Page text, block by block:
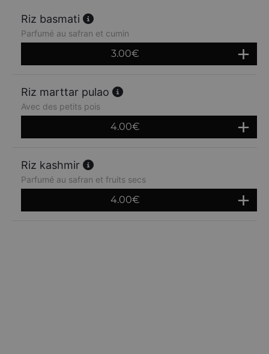
Riz basmati
Parfumé au safran et cumin
3.00€
Riz marttar pulao
Avec des petits pois
4.00€
Riz kashmir
Parfumé au safran et fruits secs
4.00€